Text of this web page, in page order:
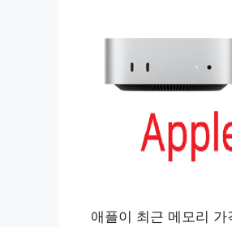
애플이 최근 메모리